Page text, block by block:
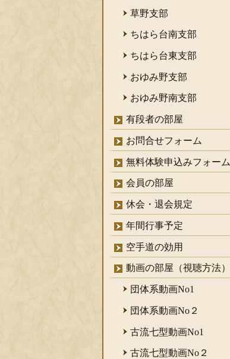
草野支部
ちはら台南支部
ちはら台東支部
おゆみ野支部
おゆみ野南支部
有段者の部屋
お問合せフォーム
無料体験申込みフォーム
会員の部屋
休会・退会規定
年間行事予定
空手道の効用
動画の部屋（視聴方法）
団体系動画No1
団体系動画No２
古流七型動画No1
古流七型動画No２